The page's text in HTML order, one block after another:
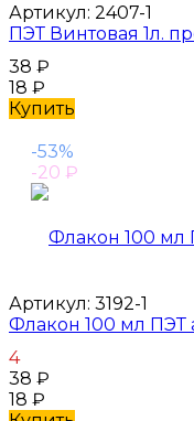
Артикул: 2407-1
ПЭТ Винтовая 1л.
38 ₽
18 ₽
Купить
-53%
-20 ₽
Артикул: 3192-1
Флакон 100 мл ПЭТ
4
38 ₽
18 ₽